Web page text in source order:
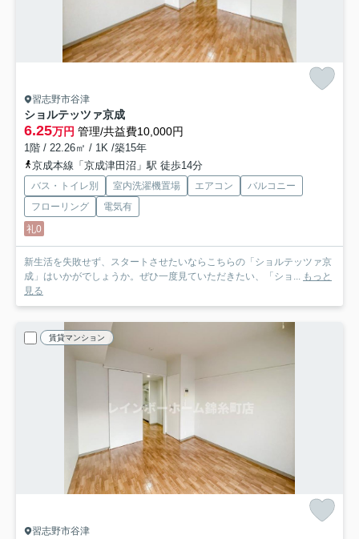
習志野市谷津
ショルテッツァ京成
6.25万円 管理/共益費10,000円
1階 / 22.26㎡ / 1K /築15年
京成本線「京成津田沼」駅 徒歩14分
バス・トイレ別 室内洗濯機置場 エアコン
バルコニー
フローリング
電気有
礼0
新生活を失敗せず、スタートさせたいならこちらの「ショルテッツァ京
成」はいかがでしょうか。ぜひ一度見ていただきたい、「ショ... もっと
見る
賃貸マンション
習志野市谷津